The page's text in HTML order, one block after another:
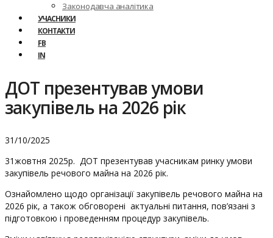
Законодавча аналітика
УЧАСНИКИ
КОНТАКТИ
FB
IN
ДОТ презентував умови
закупівель на 2026 рік
31/10/2025
31жовтня 2025р. ДОТ презентував учасникам ринку умови
закупівель речового майна на 2026 рік.
Ознайомлено щодо організації закупівель речового майна на
2026 рік, а також обговорені актуальні питання, пов’язані з
підготовкою і проведенням процедур закупівель.